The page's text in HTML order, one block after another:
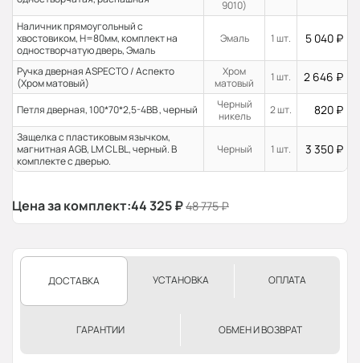
9010)
Наличник прямоугольный с
хвостовиком, H=80мм, комплект на
одностворчатую дверь, Эмаль
Эмаль 1 шт. 5 040 ₽
Ручка дверная ASPECTO / Аспекто
(Хром матовый)
Хром
матовый
1 шт. 2 646 ₽
Петля дверная, 100*70*2,5-4ВВ , черный
Черный
никель
2 шт. 820 ₽
Защелка с пластиковым язычком,
магнитная AGB, LM CL BL, черный. В
комплекте с дверью.
Черный 1 шт. 3 350 ₽
Цена за комплект:44 325₽48 775₽
ДОСТАВКА УСТАНОВКА ОПЛАТА
ГАРАНТИИ ОБМЕН И ВОЗВРАТ